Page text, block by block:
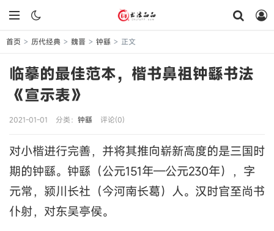
首页 > 历代经典 > 魏晋 > 钟繇 > 正文
临摹的最佳范本，楷书鼻祖钟繇书法
《宣示表》
2021-01-01 分类： 钟繇 评论(0)
对小楷进行完善，并将其推向崭新高度的是三国时
期的钟繇。钟繇（公元151年—公元230年），字
元常，颍川长社（今河南长葛）人。汉时官至尚书
仆射，对东吴亭侯。